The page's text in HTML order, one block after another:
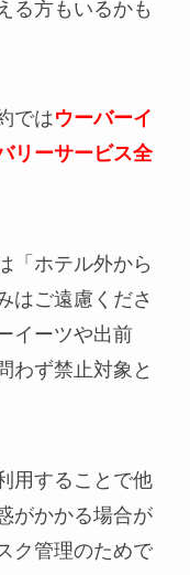
る方もいるかも
ではウーバーイ
リーサービス全
「ホテル外から
はご遠慮くださ
イーツや出前
わず禁止対象と
用することで他
がかかる場合が
ク管理のためで